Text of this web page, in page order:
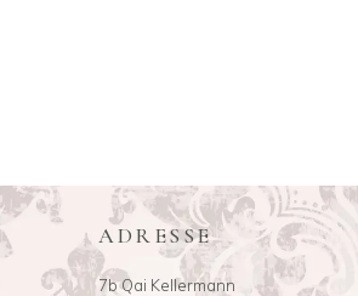
ADRESSE
7b Qai Kellermann